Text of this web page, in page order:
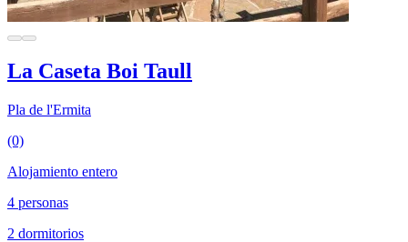
La Caseta Boi Taull
Pla de l'Ermita
(0)
Alojamiento entero
4 personas
2 dormitorios